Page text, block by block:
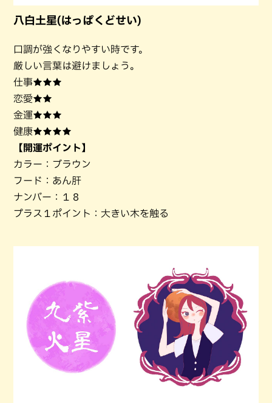
八白土星(はっぱくどせい)
口調が強くなりやすい時です。
厳しい言葉は避けましょう。
仕事★★★
恋愛★★
金運★★★
健康★★★★
【開運ポイント】
カラー：ブラウン
フード：あん肝
ナンバー：１８
プラス１ポイント：大きい木を触る